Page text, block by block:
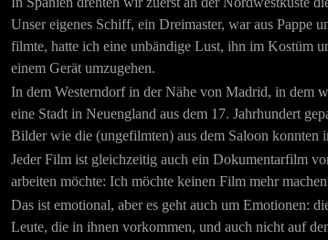
Unser eigenes Schiff, ein Dreimaster, war aus Pappe
filmte, hatte ich eine unbändige Lust, ihn im Kostüm
einem Gerät umzugehen.
In dem Westerndorf in der Nähe von Madrid, in dem
eine Stadt in Neuengland aus dem 17. Jahrhundert
Bilder wie die (ungefilmten) aus dem Saloon
Jeder Film ist gleichzeitig auch ein Dokumentarfilm
arbeiten möchte: Ich möchte keinen Film mehr
Das ist emotional, aber es geht auch um Emotionen:
Leute, die in ihnen vorkommen, und auch nicht auf